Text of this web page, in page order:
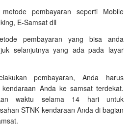
pembayaran seperti Mobile
E-Samsat dll
pembayaran yang bisa anda
selanjutnya yang ada pada layar
pembayaran, Anda harus
kendaraan Anda ke samsat terdekat.
waktu selama 14 hari untuk
STNK kendaraan Anda di bagian